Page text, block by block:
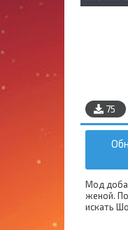
75
Мод
женой.
искать